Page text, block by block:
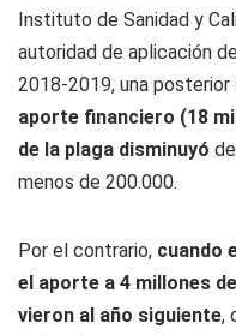
Instituto de Sanidad y
autoridad de aplicación
2018-2019, una
aporte financiero (18
de la plaga disminuyó
menos de 200.000.
Por el contrario, cuando
el aporte a 4 millones
vieron al año siguiente,